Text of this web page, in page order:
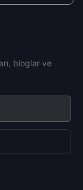
bloglar ve